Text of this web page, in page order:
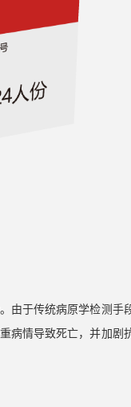
于传统病原学检测手
病情导致死亡，并加剧